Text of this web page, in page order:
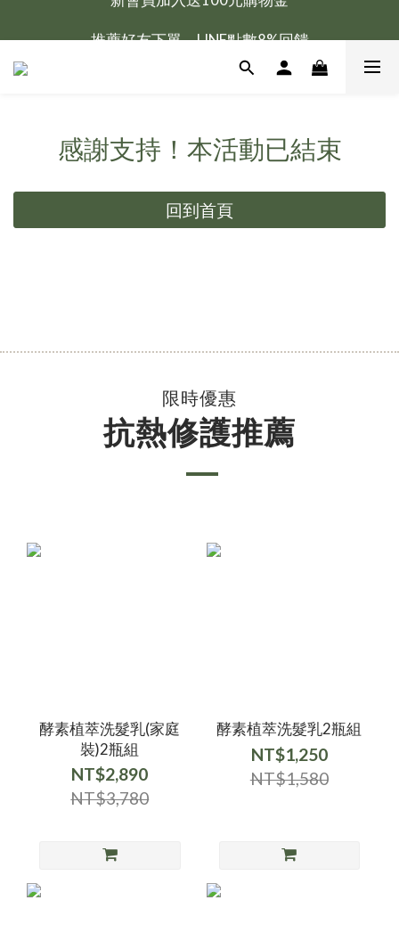
新會員加入送100元購物金
感謝支持！本活動已結束
回到首頁
限時優惠
抗熱修護推薦
酵素植萃洗髮乳(家庭
裝)2瓶組
NT$2,890
NT$3,780
酵素植萃洗髮乳2瓶組
NT$1,250
NT$1,580